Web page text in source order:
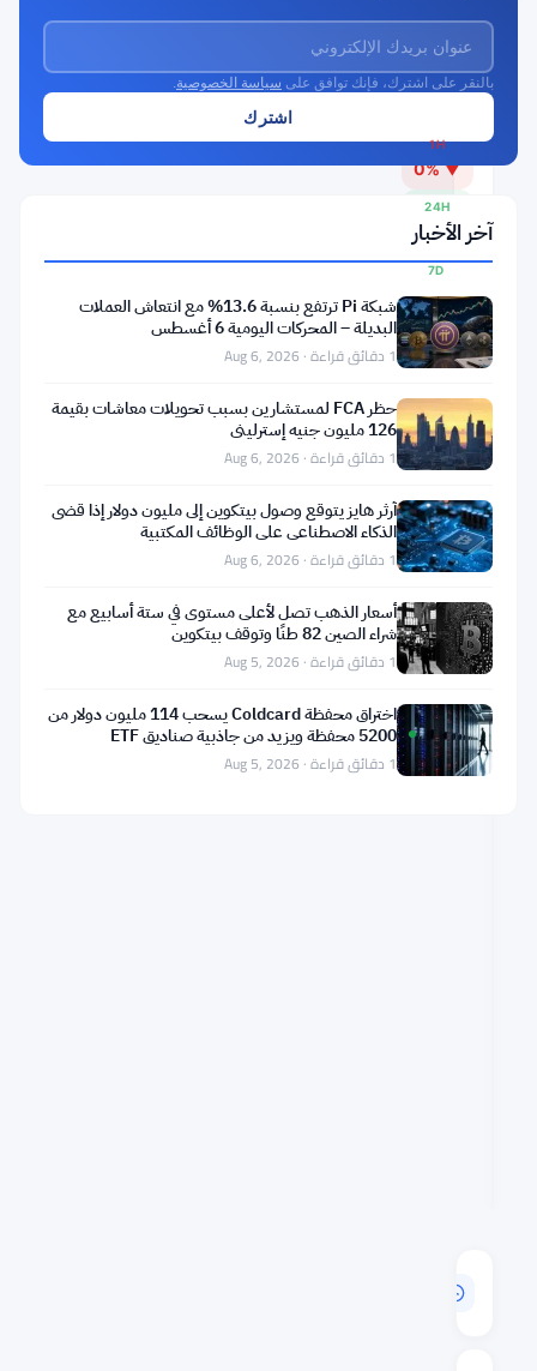
السعر الحالي
$0.9996
1H
▼ 0%
24H
▲ 0%
7D
▲
0.01%
مشاركة:
تابعنا على Google News
مخطط
الأسعار
TradingView
بالنقر على اشترك، فإنك توافق على سياسة الخصوصية.
آخر الأخبار
شبكة Pi ترتفع بنسبة 13.6% مع انتعاش العملات
البديلة – المحركات اليومية 6 أغسطس
1 دقائق قراءة · Aug 6, 2026
حظر FCA لمستشارين بسبب تحويلات معاشات بقيمة
126 مليون جنيه إسترليني
1 دقائق قراءة · Aug 6, 2026
آرثر هايز يتوقع وصول بيتكوين إلى مليون دولار إذا قضى
الذكاء الاصطناعي على الوظائف المكتبية
1 دقائق قراءة · Aug 6, 2026
أسعار الذهب تصل لأعلى مستوى في ستة أسابيع مع
شراء الصين 82 طنًا وتوقف بيتكوين
1 دقائق قراءة · Aug 5, 2026
اختراق محفظة Coldcard يسحب 114 مليون دولار من
5200 محفظة ويزيد من جاذبية صناديق ETF
1 دقائق قراءة · Aug 5, 2026